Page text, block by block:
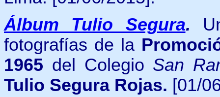
Álbum Tulio Segura.
fotografías de la
1965 del Colegio San
Tulio Segura Rojas. [01/